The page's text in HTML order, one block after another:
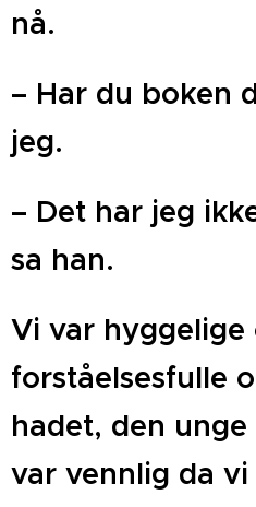
nå.
– Har du boken
jeg.
– Det har jeg
sa han.
Vi var hyggelige
forståelsesfulle
hadet, den
var vennlig da